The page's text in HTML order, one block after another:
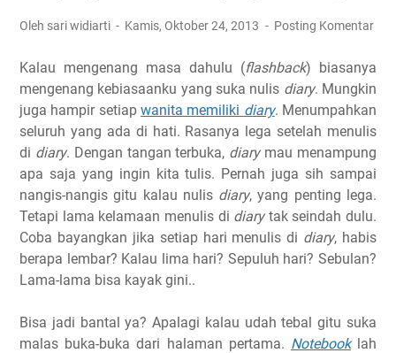
Oleh sari widiarti Kamis, Oktober 24, 2013 Posting Komentar
Kalau mengenang masa dahulu (flashback) biasanya
mengenang kebiasaanku yang suka nulis diary. Mungkin
juga hampir setiap wanita memiliki diary. Menumpahkan
seluruh yang ada di hati. Rasanya lega setelah menulis
di diary. Dengan tangan terbuka, diarymau menampung
apa saja yang ingin kita tulis. Pernah juga sih sampai
nangis-nangis gitu kalau nulisdiary, yang penting lega.
Tetapi lama kelamaan menulis di diarytak seindah dulu.
Coba bayangkan jika setiap hari menulis di diary, habis
berapa lembar? Kalau lima hari? Sepuluh hari? Sebulan?
Lama-lama bisa kayak gini..
Bisa jadi bantal ya? Apalagi kalau udah tebal gitu suka
malas buka-buka dari halaman pertama. Notebooklah